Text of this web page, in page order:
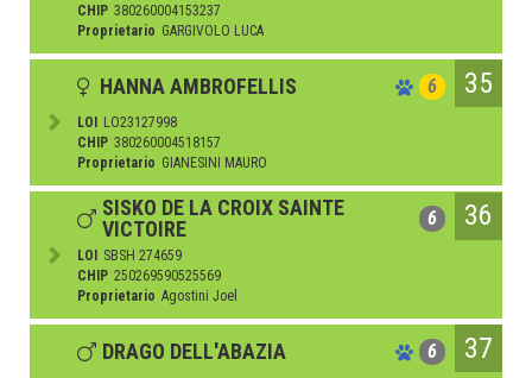
CHIP 380260004153237
Proprietario GARGIVOLO LUCA
HANNA AMBROFELLIS 6 35
LOI
LO23127998
CHIP 380260004518157
Proprietario GIANESINI MAURO
SISKO DE LA CROIX SAINTE
VICTOIRE
6 36
LOI
SBSH 274659
CHIP 250269590525569
Proprietario Agostini Joel
DRAGO DELL'ABAZIA 6 37